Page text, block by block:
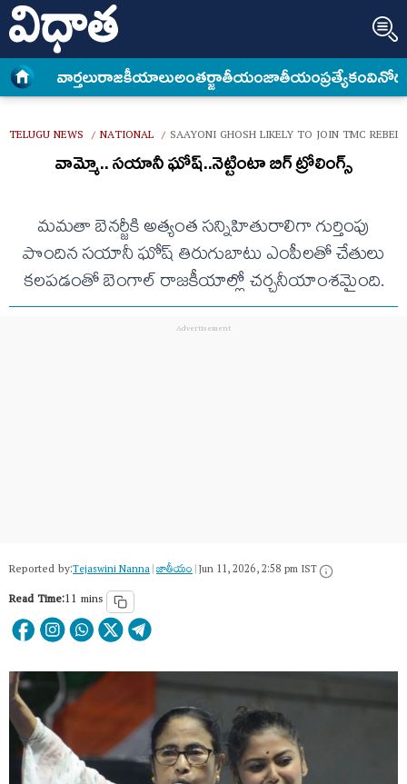
వార్త‌లురాజకీయాలుఅంత‌ర్జాతీయంజాతీయంప్రత్యేకం
TELUGU NEWS / NATIONAL / SAAYONI GHOSH LIKELY TO JOIN TMC
వామ్మో.. సయానీ ఘోష్..నెట్టింటా బిగ్ ట్రోలింగ్స్
మమతా బెనర్జీకి అత్యంత సన్నిహితురాలిగా గుర్తింపు
పొందిన సయానీ ఘోష్ తిరుగుబాటు ఎంపీలతో చేతులు
కలపడంతో బెంగాల్ రాజకీయాల్లో చర్చనీయాంశమైంది.
Reported by:Tejaswini Nanna|జాతీయం|Jun 11, 2026, 2:58 pm IST
Read Time:11 mins